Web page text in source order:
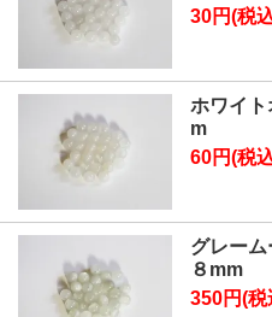
30円(税
ホワイ
m
60円(税
グレー
８mm
350円(税